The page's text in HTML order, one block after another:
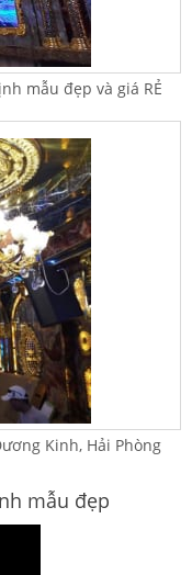
mẫu đẹp và giá RẺ
Kinh, Hải Phòng
mẫu đẹp